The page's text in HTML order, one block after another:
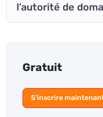
l’autorité de
Gratuit
S’inscrire